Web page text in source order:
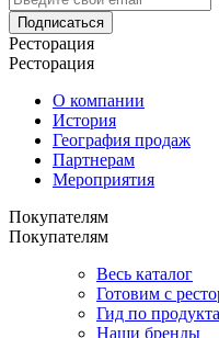
Подписаться
Ресторация
Ресторация
О компании
История
География продаж
Партнерам
Мероприятия
Покупателям
Покупателям
Весь каталог
Готовим с
Гид по
Наши бренды